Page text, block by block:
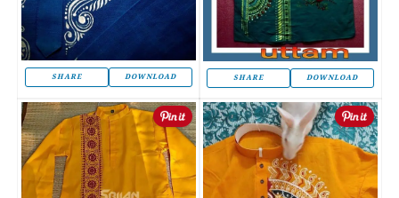
SHARE DOWNLOAD SHARE DOWNLOAD